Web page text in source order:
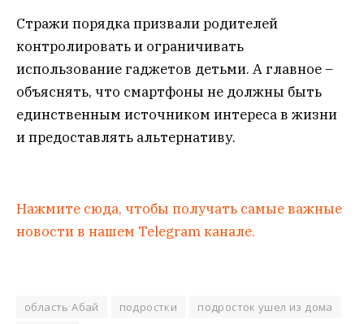
Стражи порядка призвали родителей
контролировать и ограничивать
использование гаджетов детьми. А главное –
объяснять, что смартфоны не должны быть
единственным источником интереса в жизни
и предоставлять альтернативу.
Нажмите сюда, чтобы получать самые важные
новости в нашем Telegram канале.
область Абай подростки
подросток ушел из дома